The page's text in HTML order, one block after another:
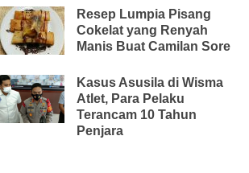
Resep Lumpia Pisang
Cokelat yang Renyah
Manis Buat Camilan Sore
Kasus Asusila di Wisma
Atlet, Para Pelaku
Terancam 10 Tahun
Penjara